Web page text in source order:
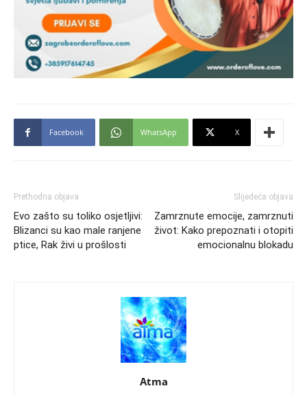
Facebook WhatsApp X
Prethodna objava
Evo zašto su toliko osjetljivi:
Blizanci su kao male ranjene
ptice, Rak živi u prošlosti
Slijedeća objava
Zamrznute emocije, zamrznuti
život: Kako prepoznati i otopiti
emocionalnu blokadu
Atma